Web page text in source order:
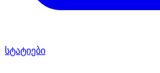
სტატიები